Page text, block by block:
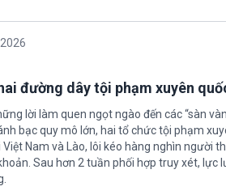
đường dây tội phạm xuyên
lời làm quen ngọt ngào đến các “sàn
bạc quy mô lớn, hai tổ chức tội phạm
Nam và Lào, lôi kéo hàng nghìn người
Sau hơn 2 tuần phối hợp truy xét,